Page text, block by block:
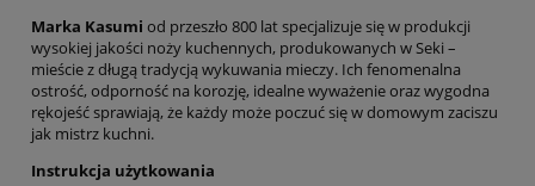
Marka Kasumi od przeszło 800 lat specjalizuje się w produkcji
wysokiej jakości noży kuchennych, produkowanych w Seki –
mieście z długą tradycją wykuwania mieczy. Ich fenomenalna
ostrość, odporność na korozję, idealne wyważenie oraz wygodna
rękojeść sprawiają, że każdy może poczuć się w domowym zaciszu
jak mistrz kuchni.
Instrukcja użytkowania